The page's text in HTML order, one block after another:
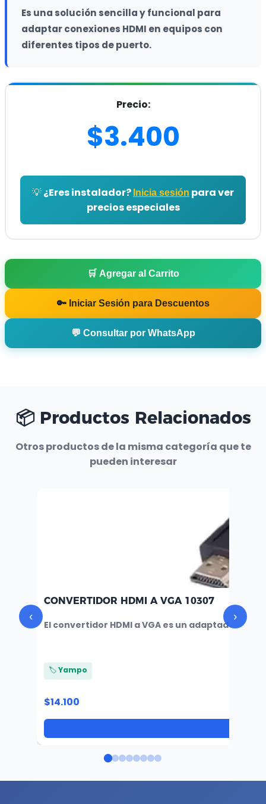
Es una solución sencilla y funcional para
adaptar conexiones HDMI en equipos con
diferentes tipos de puerto.
Precio:
$3.400
💡 ¿Eres instalador? Inicia sesión para ver
precios especiales
🛒 Agregar al Carrito
🔑 Iniciar Sesión para Descuentos
💬 Consultar por WhatsApp
📦 Productos Relacionados
Otros productos de la misma categoría que te
pueden interesar
‹
CONVERTIDOR HDMI A VGA 10307
El convertidor HDMI a VGA es un adaptador
🏷️ Yampo
$14.100
›